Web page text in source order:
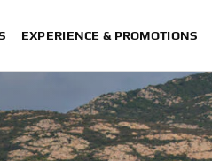
EXPERIENCE & PROMOTIONS